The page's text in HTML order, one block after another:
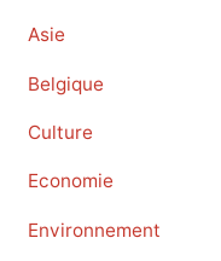
Asie
Belgique
Culture
Economie
Environnement